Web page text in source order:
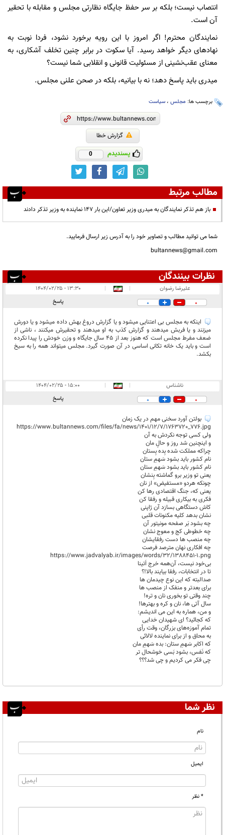
انتصاب نیست؛ بلکه بر سر حفظ جایگاه نظارتی مجلس و مقابله با تحقیر
آن است.
نمایندگان محترم! اگر امروز با این رویه برخورد نشود، فردا نوبت به
نهادهای دیگر خواهد رسید. آیا سکوت در برابر چنین تخلف آشکاری، به
معنای عقب‌نشینی از مسئولیت قانونی و انقلابی شما نیست؟
میدری باید پاسخ دهد؛ نه با بیانیه، بلکه در صحن علنی مجلس.
برچسب ها: مجلس ، سیاست
گزارش خطا
پسندیدم 0
مطالب مرتبط
باز هم تذکر نمایندگان به میدری وزیر تعاون/این بار 147 نماینده به وزیر تذکر دادند
شما می توانید مطالب و تصاویر خود را به آدرس زیر ارسال فرمایید.
bultannews@gmail.com
نظرات بینندگان
۲
در انتظار بررسی:
علیرضا رضوان |
|
۱۳:۳۰ - ۱۴۰۴/۰۲/۲۵
0
0 پاسخ
اینکه به مجلس بی اعتنایی میشود و یا گزارش دروغ بهش داده میشود و یا دورش
میزنند و یا فربش میدهند و گزارش کذب به او میدهند و تحقیرش میکنند ، ناشی از
ضعف مفرط مجلس است که هنوز بعد از 45 سال جایگاه و وزن خودش را پیدا نکرده
است و باید یک خانه تکانی اساسی در آن صورت گیرد. مجلس میتواند همه را به سیخ
بکشد.
ناشناس |
|
۱۵:۰۰ - ۱۴۰۴/۰۲/۲۵
0
0 پاسخ
بولتن آورد سخنی مهم در یک زمان
https://www.bultannews.com/files/fa/news/1401/12/7/1763720_776.jpg
ولی کسی توجه نکردش به آن
و اینچنین شد روز و حالِ مان
چراکه مملکت شده بِده بِستان
نام کشور باید بشود سَهمِ ستان
نام کشور باید بشود سَهمِ ستان
یعنی تو وزیر برو گماشته بِنشان
چونکه هردو «مستفیض» از نان
یعنی که، جنگ اقتصادی رها کن
فکری به بیکاری قبیله و رفقا کن
کاش دستگاهی بسازد آن ژاپنی
نشان بدهد کلیه مکنونات قلبی
چه بشود بَر صفحه مونیتور آن
چه خطوطی کج و معوج نشان
چه منصب ها دست رفقایشان
چه افکاری نهان مترصد فرصت
https://www.jadvalyab.ir/images/words/32/1388451-1.png
بی‌خود نیست، آن‌همه خرج اَتینا
تا در انتخابات، رفقا بیایند بالا!؟
صدالبته که این نوع چیدمان ها
برای بعدتر و منفک از منصب ها
چند وقتی تو بخوری نان و تره!
سال‌ آتی ها، نان و کره و بهترها!
و من، هماره به این می اندیشم‌:
که کجائید؟ ای شهیدان خدایی
تمام آموزه‌های بزرگان، وقت رأی
به محاق و از برای نماینده لالائی
که اکابر سَهمِ ستان: بده سَهمِ مان
که نَفس، بشود بَسی خوشحال تر
چی فکر می کردیم و چی شد؟؟؟
نظر شما
نام
ایمیل
* نظر